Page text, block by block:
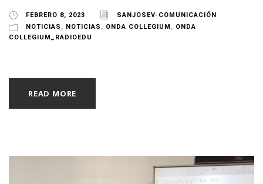
FEBRERO 8, 2023
SANJOSEV-COMUNICACIÓN
NOTICIAS , NOTICIAS , ONDA COLLEGIUM , ONDA
COLLEGIUM_RADIOEDU
READ MORE